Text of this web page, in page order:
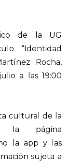
de la UG
“Identidad
Rocha,
a las 19:00
cultural de la
la página
la app y las
sujeta a